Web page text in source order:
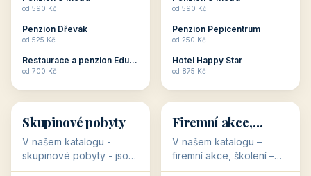
zaměřením nabízí
Romantické ...
od 590 Kč
Penzion Dřevák
od 525 Kč
Restaurace a penzion Eduard
od 700 Kč
připraveny. Většinou mají
od 590 Kč
Penzion Pepicentrum
od 250 Kč
Hotel Happy Star
od 875 Kč
👥
👥
32 objektů
Skupinové pobyty
V našem katalogu -
skupinové pobyty - jsou
pro Vás připraveny
💼
💼
31 objektů
Firemní akce,
školení
V našem katalogu –
firemní akce, školení –
jsou pro Vás připraveny